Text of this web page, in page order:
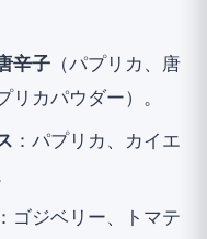
辛子 （パプリカ、唐
カパウダー）。
：パプリカ、カイエ
：ゴジベリー、トマテ